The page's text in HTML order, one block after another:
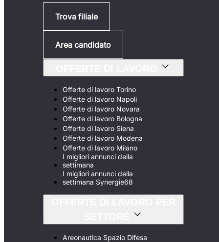
Trova filiale
Area candidato
Offerte di lavoro Torino
Offerte di lavoro Napoli
Offerte di lavoro Novara
Offerte di lavoro Bologna
Offerte di lavoro Siena
Offerte di lavoro Modena
Offerte di lavoro Milano
I migliori annunci della
settimana
I migliori annunci della
settimana Synergie68
Areonautica Spazio Difesa